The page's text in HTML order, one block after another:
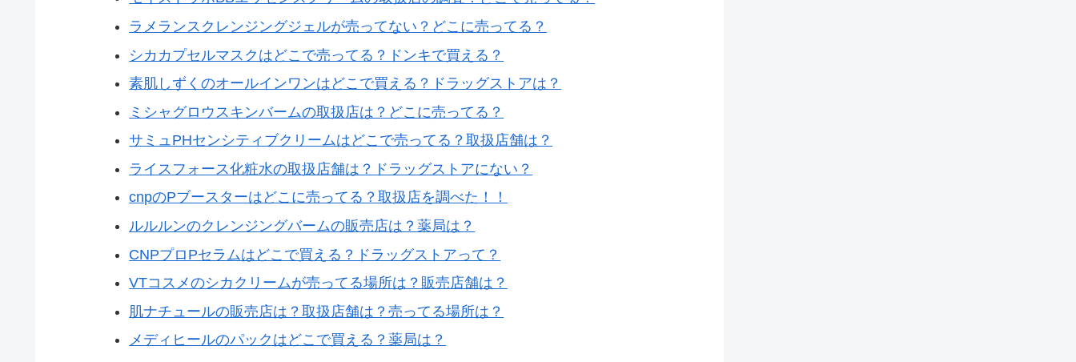
ラメランスクレンジングジェルが売ってない？どこに売ってる？
シカカプセルマスクはどこで売ってる？ドンキで買える？
素肌しずくのオールインワンはどこで買える？ドラッグストアは？
ミシャグロウスキンバームの取扱店は？どこに売ってる？
サミュPHセンシティブクリームはどこで売ってる？取扱店舗は？
ライスフォース化粧水の取扱店舗は？ドラッグストアにない？
cnpのPブースターはどこに売ってる？取扱店を調べた！！
ルルルンのクレンジングバームの販売店は？薬局は？
CNPプロPセラムはどこで買える？ドラッグストアって？
VTコスメのシカクリームが売ってる場所は？販売店舗は？
肌ナチュールの販売店は？取扱店舗は？売ってる場所は？
メディヒールのパックはどこで買える？薬局は？